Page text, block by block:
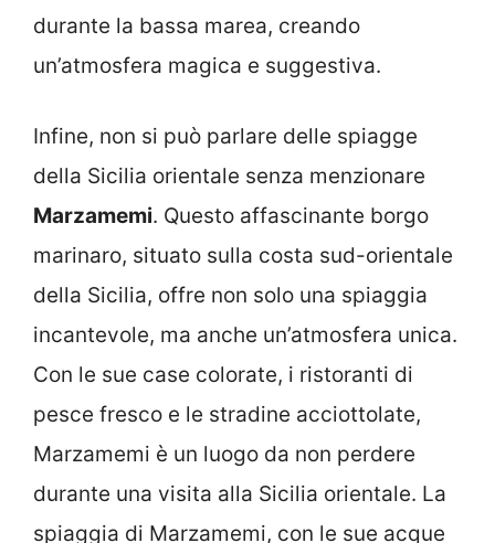
durante la bassa marea, creando
un’atmosfera magica e suggestiva.
Infine, non si può parlare delle spiagge
della Sicilia orientale senza menzionare
Marzamemi. Questo affascinante borgo
marinaro, situato sulla costa sud-orientale
della Sicilia, offre non solo una spiaggia
incantevole, ma anche un’atmosfera unica.
Con le sue case colorate, i ristoranti di
pesce fresco e le stradine acciottolate,
Marzamemi è un luogo da non perdere
durante una visita alla Sicilia orientale. La
spiaggia di Marzamemi, con le sue acque